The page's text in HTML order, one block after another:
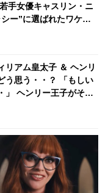
手女優キャスリン・ニ
ー”に選ばれたワケと
リアム皇太子 ＆ ヘンリ
う思う・・？ 「もしい
」 ヘンリー王子がその